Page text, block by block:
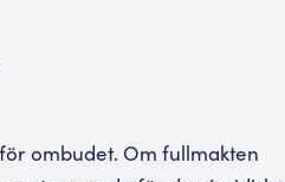
ombudet. Om fullmakten